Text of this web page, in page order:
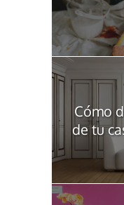
Cómo
de tu